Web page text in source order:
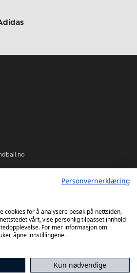
Personvernerklæring
cookies for å analysere besøk på nettsiden,
vårt, vise personlig tilpasset innhold
For mer informasjon om
åpne innstillingene.
Kun nødvendige